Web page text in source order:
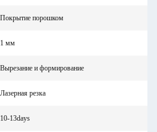
Покрытие порошком
1 мм
Вырезание и формирование
Лазерная резка
10-13days